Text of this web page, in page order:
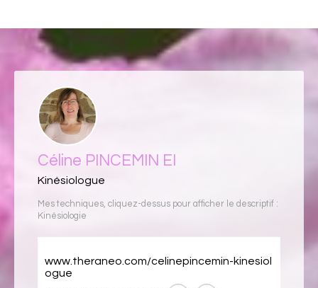
Céline PINCEMIN EI
Kinésiologue
Mes techniques, cliquez-dessus pour afficher le descriptif :
Kinésiologie
www.theraneo.com/celinepincemin-kinesiol
ogue